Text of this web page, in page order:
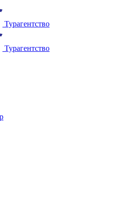
Турагентство
Турагентство